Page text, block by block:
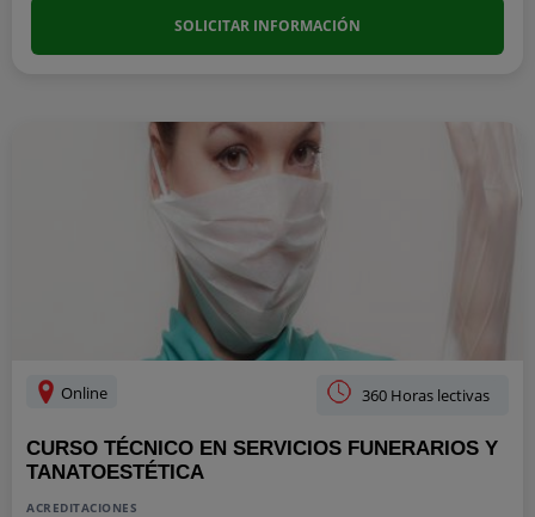
SOLICITAR INFORMACIÓN
Online 360 Horas lectivas
CURSO TÉCNICO EN SERVICIOS FUNERARIOS Y
TANATOESTÉTICA
ACREDITACIONES